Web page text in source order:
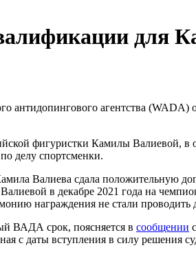
для
антидопингового агентства
фигуристки Камилы Валиевой, в
делу спортсменки.
Валиева сдала положительную
в декабре 2021 года на
награждения не стали проводить
ВАДА срок, поясняется в сообщении
с даты вступления в силу решения